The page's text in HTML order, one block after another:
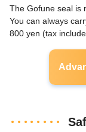
The Gofune seal is
You can always
800 yen (tax